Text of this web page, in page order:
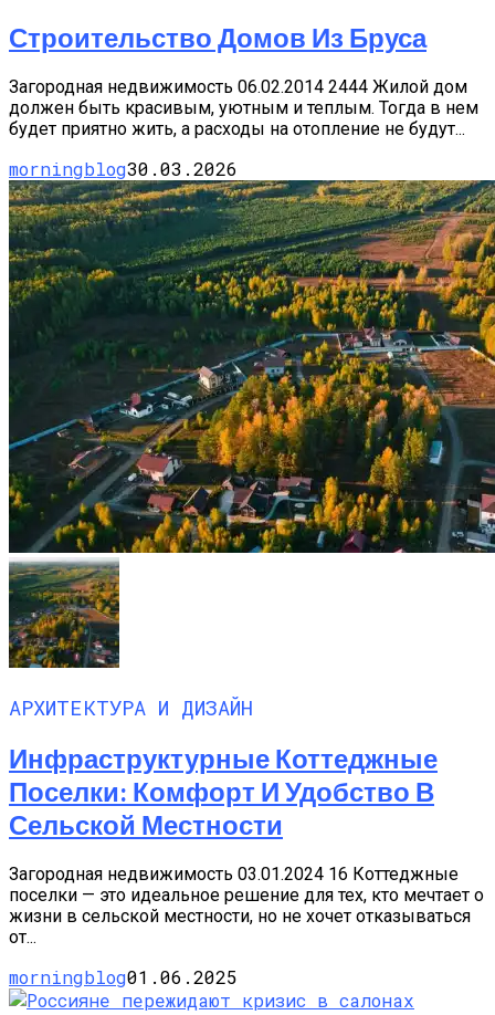
Строительство Домов Из Бруса
Загородная недвижимость 06.02.2014 2444 Жилой дом
должен быть красивым, уютным и теплым. Тогда в нем
будет приятно жить, а расходы на отопление не будут...
morningblog30.03.2026
АРХИТЕКТУРА И ДИЗАЙН
Инфраструктурные Коттеджные
Поселки: Комфорт И Удобство В
Сельской Местности
Загородная недвижимость 03.01.2024 16 Коттеджные
поселки — это идеальное решение для тех, кто мечтает о
жизни в сельской местности, но не хочет отказываться
от...
morningblog01.06.2025